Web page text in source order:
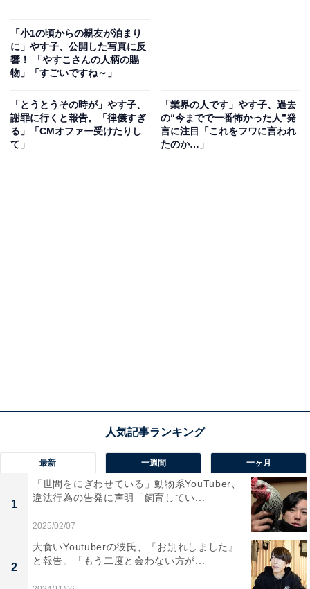
「小1の頃からの親友が泊まり
に」やす子、公開した写真に反
響！ 「やすこさんの人柄の賜
物」「すごいですね～」
「とうとうその時が」やす子、
謝罪に行くと報告。「律儀すぎ
る」「CMオファー受けたりし
て」
「業界の人です」やす子、過去
の“今までで一番怖かった人”発
言に注目「これをフワに言われ
たのか…」
最新 一週間 一ヶ月
1
「世間をにぎわせている」動物系YouTuber、
違法行為の告発に声明「飼育してい...
2025/02/07
2
大食いYoutuberの彼氏、『お別れしました』
と報告。「もう二度と会わない方が...